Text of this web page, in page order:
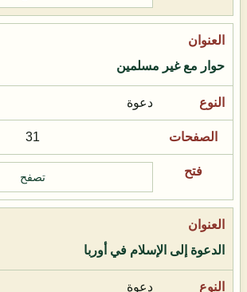
حوار مع غير مسلمين
دعوة
31
تصفح
الدعوة إلى الإسلام في أوربا
دعوة